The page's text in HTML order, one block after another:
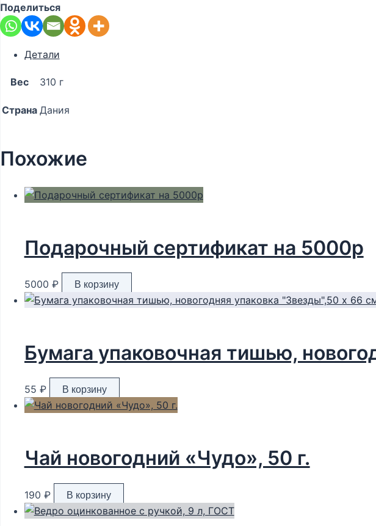
Поделиться
Детали
Вес 310 г
Страна Дания
Похожие
Подарочный сертификат на 5000р
5000 ₽ В корзину
55 ₽ В корзину
Чай новогодний «Чудо», 50 г.
190 ₽ В корзину